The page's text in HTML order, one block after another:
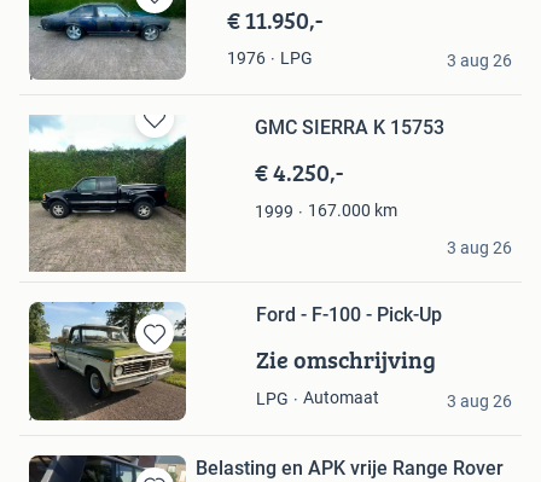
Bewaren
in
Mijn
Favorieten
€ 11.950,-
1976 LPG
Autoplaza Utrecht
Hilversum
3 aug 26
Bewaren
in
Mijn
Favorieten
GMC SIERRA K 15753
€ 4.250,-
1999 167.000 km
Autoplaza Utrecht
Hilversum
3 aug 26
Bewaren
in
Mijn
Favorieten
Ford - F-100 - Pick-Up
Zie omschrijving
LPG Automaat
Troostwijk Auctions
Amsterdam
3 aug 26
Belasting en APK vrije Range Rover